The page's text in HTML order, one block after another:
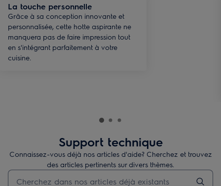
La touche personnelle
Grâce à sa conception innovante et
personnalisée, cette hotte aspirante ne
manquera pas de faire impression tout
en s'intégrant parfaitement à votre
cuisine.
Support technique
Connaissez-vous déjà nos articles d'aide? Cherchez et trouvez
des articles pertinents sur divers thèmes.
Taper pour rechercher des articles de conseils